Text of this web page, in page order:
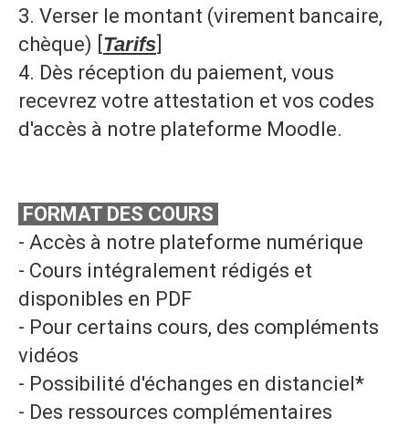
3. Verser le montant (virement bancaire,
chèque) [ Tarifs
4. Dès réception du paiement, vous
recevrez votre attestation et vos codes
d'accès à notre plateforme Moodle.
FORMAT DES COURS
- Accès à notre plateforme numérique
- Cours intégralement rédigés et
disponibles en PDF
- Pour certains cours, des compléments
vidéos
- Possibilité d'échanges en distanciel*
- Des ressources complémentaires